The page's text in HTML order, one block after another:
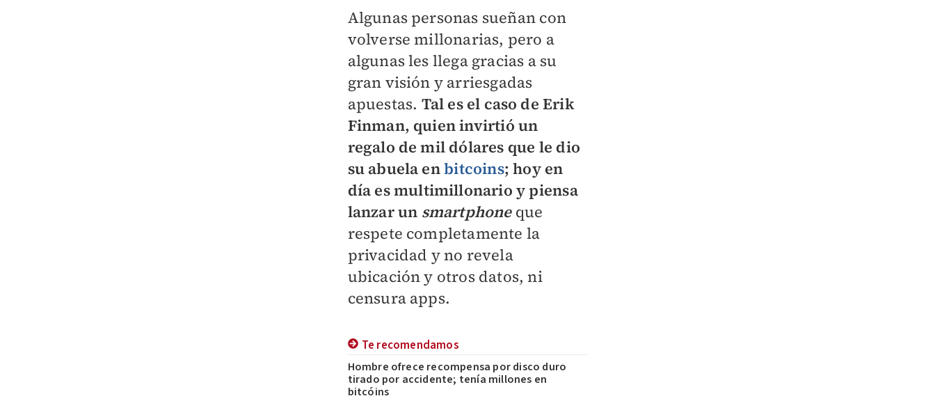
Algunas personas sueñan con
volverse millonarias, pero a
algunas les llega gracias a su
gran visión y arriesgadas
apuestas. Tal es el caso de Erik
Finman, quien invirtió un
regalo de mil dólares que le dio
su abuela enbitcoins; hoy en
día es multimillonario y piensa
lanzar un smartphone que
respete completamente la
privacidad y no revela
ubicación y otros datos, ni
censura apps.
Te recomendamos
Hombre ofrece recompensa por disco duro
tirado por accidente; tenía millones en
bitcóins